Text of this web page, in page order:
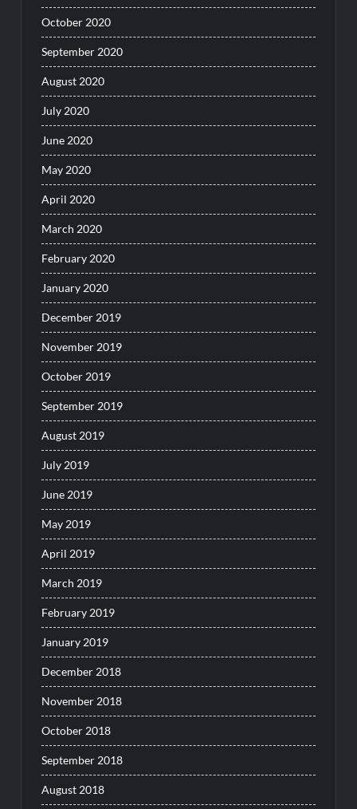
October 2020
September 2020
August 2020
July 2020
June 2020
May 2020
April 2020
March 2020
February 2020
January 2020
December 2019
November 2019
October 2019
September 2019
August 2019
July 2019
June 2019
May 2019
April 2019
March 2019
February 2019
January 2019
December 2018
November 2018
October 2018
September 2018
August 2018